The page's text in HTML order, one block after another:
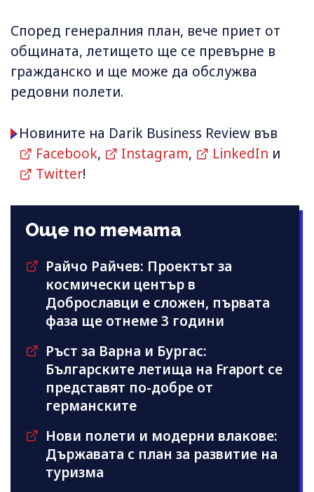
Според генералния план, вече приет от
общината, летището ще се превърне в
гражданско и ще може да обслужва
редовни полети.
Новините на Darik Business Review във
Facebook, Instagram, LinkedIn и
Twitter!
Още по темата
Райчо Райчев: Проектът за
космически център в
Доброславци е сложен, първата
фаза ще отнеме 3 години
Ръст за Варна и Бургас:
Българските летища на Fraport се
представят по-добре от
германските
Нови полети и модерни влакове:
Държавата с план за развитие на
туризма